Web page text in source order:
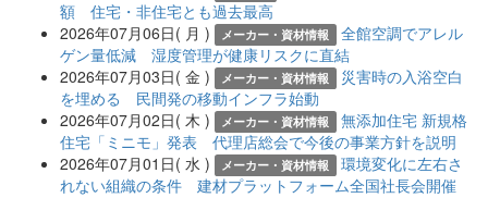
額 住宅・非住宅とも過去最高
2026年07月06日( 月 )
メーカー・資材情報
全館空調でアレル
ゲン量低減 湿度管理が健康リスクに直結
2026年07月03日( 金 )
メーカー・資材情報
災害時の入浴空白
を埋める 民間発の移動インフラ始動
2026年07月02日( 木 )
メーカー・資材情報
無添加住宅 新規格
住宅「ミニモ」発表 代理店総会で今後の事業方針を説明
2026年07月01日( 水 )
メーカー・資材情報
環境変化に左右さ
れない組織の条件 建材プラットフォーム全国社長会開催